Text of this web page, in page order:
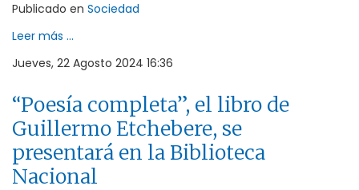
Publicado en Sociedad
Leer más ...
Jueves, 22 Agosto 2024 16:36
“Poesía completa”, el libro de
Guillermo Etchebere, se
presentará en la Biblioteca
Nacional